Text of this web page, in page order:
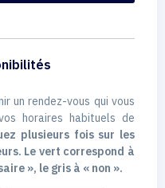
un rendez-vous qui vous
horaires habituels de
plusieurs fois sur les
Le vert correspond à
», le gris à « non ».